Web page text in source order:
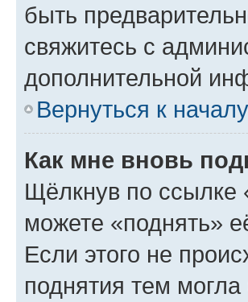
быть
свяжитесь с
дополнительной
Вернуться к началу
Как мне вновь
Щёлкнув по ссылке
можете «поднять»
Если этого не
поднятия тем